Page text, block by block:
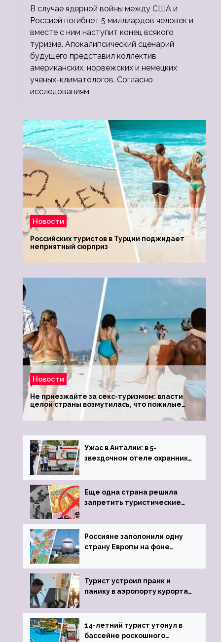
людей
В случае ядерной войны между США и
Россией погибнет 5 миллиардов человек и
вместе с ним наступит конец всякого
туризма. Апокалипсический сценарий
будущего представил коллектив
американских, норвежских и немецких
ученых-климатологов. Согласно
исследованиям,
Новости
Российских туристов в Турции поджидает
неприятный сюрприз
Новости
Не приезжайте за секс-туризмом: власти
целой страны возмутилась, что пожилые
туристки массово едут к ним, чтобы
обзавестись молодыми любовниками
Ужас в Анталии: в 5-
звездочном отеле охранник
пистолета
Еще одна страна решила
запретить туристические
Россияне заполонили одну
страну Европы на фоне
виз
Турист устроил пранк и
панику в аэропорту курорта,
задержке рейса
14-летний турист утонул в
бассейне роскошного